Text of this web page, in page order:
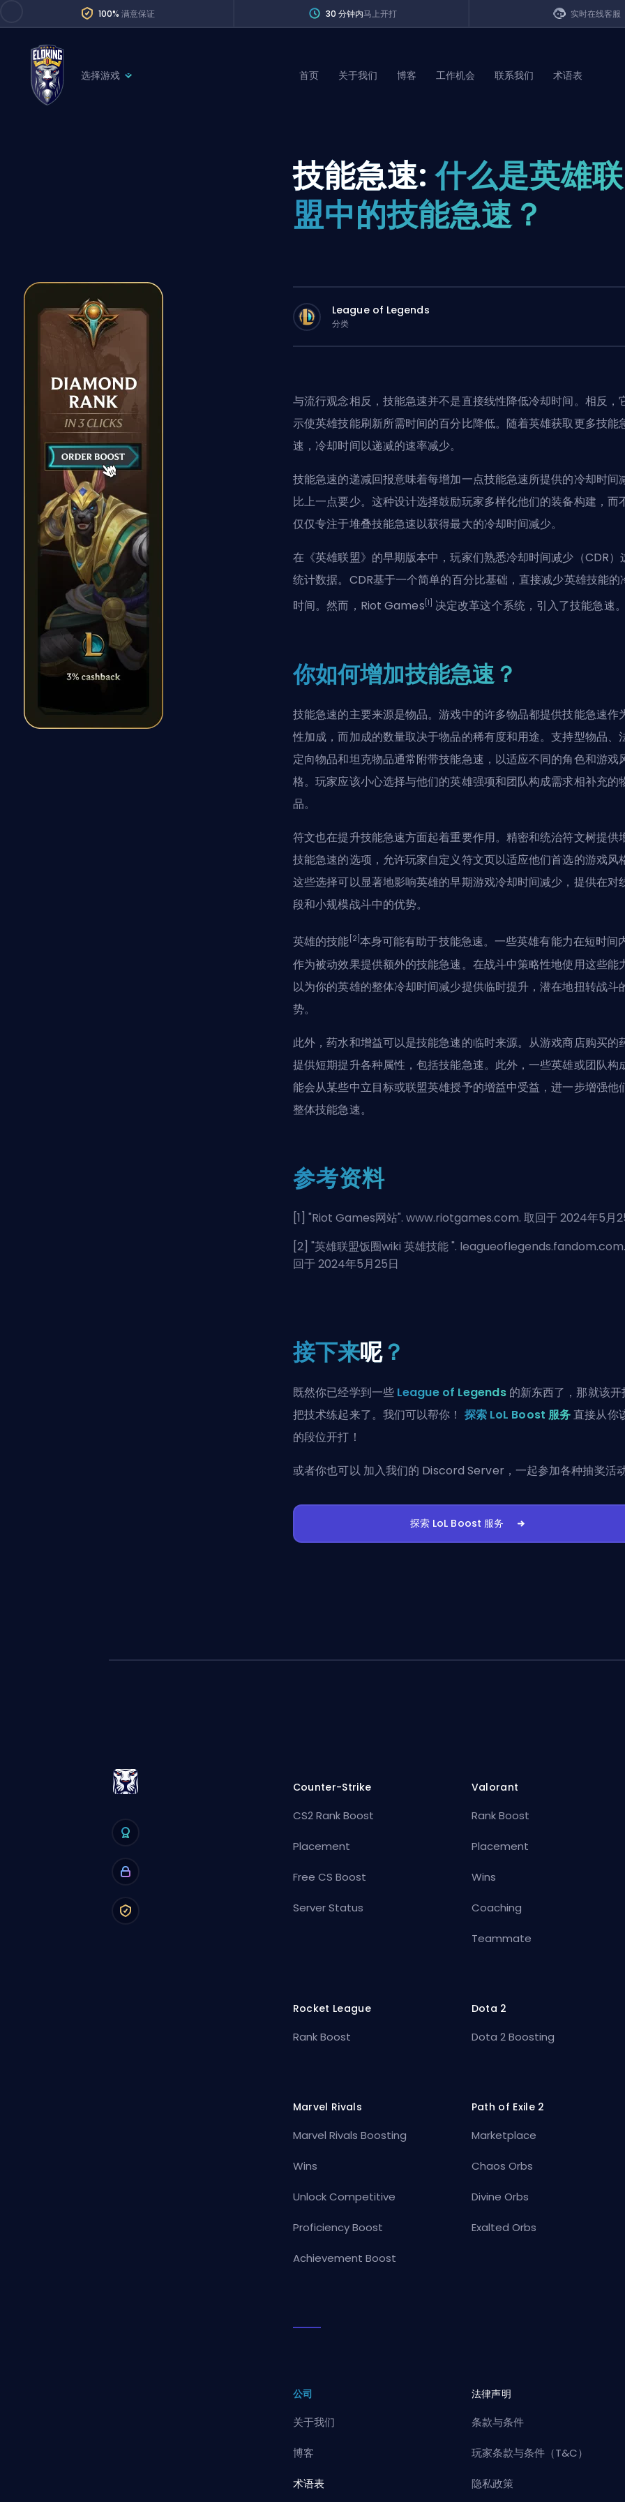
100% 满意保证 30 分钟内马上开打 实时在线客服
选择游戏
Path of Exile 2
Division Boost
Placements
Teammate
首页 关于我们 博客 工作机会 联系我们 术语表
技能急速: 什么是英雄联
盟中的技能急速？
League of Legends
分类
与流行观念相反，技能急速并不是直接线性降低冷却时间。相反，
示使英雄技能刷新所需时间的百分比降低。随着英雄获取更多技能
速，冷却时间以递减的速率减少。
技能急速的递减回报意味着每增加一点技能急速所提供的冷却时间
比上一点要少。这种设计选择鼓励玩家多样化他们的装备构建，而
仅仅专注于堆叠技能急速以获得最大的冷却时间减少。
在《英雄联盟》的早期版本中，玩家们熟悉冷却时间减少（CDR）
统计数据。CDR基于一个简单的百分比基础，直接减少英雄技能的
时间。然而，Riot Games [1] 决定改革这个系统，引入了技能急速。
你如何增加技能急速？
技能急速的主要来源是物品。游戏中的许多物品都提供技能急速作
性加成，而加成的数量取决于物品的稀有度和用途。支持型物品、
定向物品和坦克物品通常附带技能急速，以适应不同的角色和游戏
格。玩家应该小心选择与他们的英雄强项和团队构成需求相补充的
品。
符文也在提升技能急速方面起着重要作用。精密和统治符文树提供
技能急速的选项，允许玩家自定义符文页以适应他们首选的游戏风
这些选择可以显著地影响英雄的早期游戏冷却时间减少，提供在对
段和小规模战斗中的优势。
英雄的技能 [2] 本身可能有助于技能急速。一些英雄有能力在短时间
作为被动效果提供额外的技能急速。在战斗中策略性地使用这些能
以为你的英雄的整体冷却时间减少提供临时提升，潜在地扭转战斗
势。
此外，药水和增益可以是技能急速的临时来源。从游戏商店购买的
提供短期提升各种属性，包括技能急速。此外，一些英雄或团队构
能会从某些中立目标或联盟英雄授予的增益中受益，进一步增强他
整体技能急速。
参考资料
[1] "Riot Games网站". www.riotgames.com. 取回于 2024年5月
[2] "英雄联盟饭圈wiki 英雄技能".
回于 2024年5月25日
接下来呢？
既然你已经学到一些 League of Legends的新东西了，那就该开
把技术练起来了。我们可以帮你！ 探索 LoL Boost 服务直接从你
的段位开打！
或者你也可以 加入我们的 Discord Server ，一起参加各种抽奖活
探索 LoL Boost 服务
Counter-Strike
CS2 Rank Boost
Placement
Free CS Boost
Server Status
Valorant
Rank Boost
Placement
Wins
Coaching
Teammate
Rocket League
Rank Boost
Dota 2
Dota 2 Boosting
Marvel Rivals
Marvel Rivals Boosting
Wins
Unlock Competitive
Proficiency Boost
Achievement Boost
Path of Exile 2
Marketplace
Chaos Orbs
Divine Orbs
Exalted Orbs
公司
关于我们
博客
术语表
法律声明
条款与条件
玩家条款与条件（T&C）
隐私政策